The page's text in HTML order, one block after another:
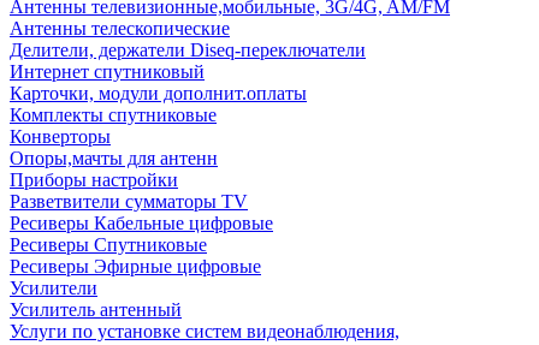
Антенны телевизионные,мобильные, 3G/4G, AM/FM
Антенны телескопические
Делители, держатели Diseq-переключатели
Интернет спутниковый
Карточки, модули дополнит.оплаты
Комплекты спутниковые
Конверторы
Опоры,мачты для антенн
Приборы настройки
Разветвители сумматоры TV
Ресиверы Кабельные цифровые
Ресиверы Спутниковые
Ресиверы Эфирные цифровые
Усилители
Усилитель антенный
Услуги по установке систем видеонаблюдения,